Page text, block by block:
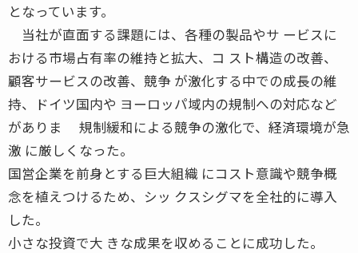
となっています。
当社が直面する課題には、各種の製品やサ ービスに
おける市場占有率の維持と拡大、コ スト構造の改善、
顧客サービスの改善、競争 が激化する中での成長の維
持、ドイツ国内や ヨーロッパ域内の規制への対応など
がありま 規制緩和による競争の激化で、経済環境が急
激 に厳しくなった。
国営企業を前身とする巨大組織 にコスト意識や競争概
念を植えつけるため、シッ クスシグマを全社的に導入
した。
小さな投資で大 きな成果を収めることに成功した。